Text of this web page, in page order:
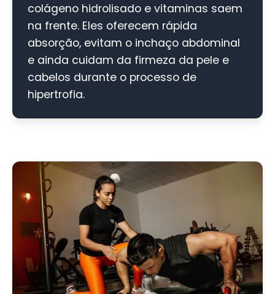
colágeno hidrolisado e vitaminas saem
na frente. Eles oferecem rápida
absorção, evitam o inchaço abdominal
e ainda cuidam da firmeza da pele e
cabelos durante o processo de
hipertrofia.